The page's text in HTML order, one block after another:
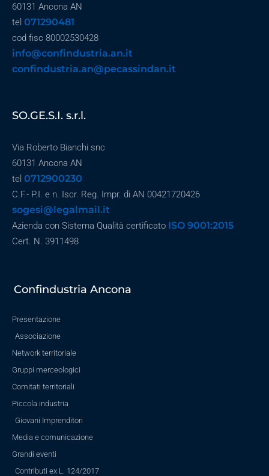
60131 Ancona AN
tel 071290481
cod fisc 80002530428
info@confindustria.an.it
confindustria.an@pecassindan.it
SO.GE.S.I. s.r.l.
Via Roberto Bianchi snc
60131 Ancona AN
tel 0712900230
C.F.- P.I. e n. Iscr. Reg. Impr. di AN 00421720426
sogesi@legalmail.it
Azienda con Sistema Qualità certificato ISO 9001:2015
Cert. N. 3911498
Confindustria Ancona
Presentazione
Associazione
Network territoriale
Gruppi merceologici
Comitati territoriali
Piccola industria
Giovani Imprenditori
Media e comunicazione
Grandi eventi
Contributi ex L. 124/2017